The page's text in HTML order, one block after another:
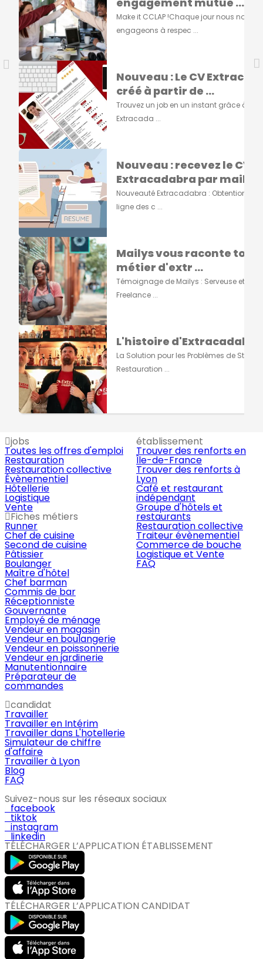
Make it CCLAP !Chaque jour nous nous
engageons à respec ...
Nouveau : Le CV
créé à partir de ...
Trouvez un job en un instant grâce à
Extracada ...
Nouveau : recevez le CV
Extracadabra par mail ...
Nouveauté Extracadabra : Obtention du
ligne des c ...
Mailys vous raconte tout
métier d'extr ...
Témoignage de Mailys : Serveuse et
Freelance ...
L'histoire d'Extracadabra
La Solution pour les Problèmes de Staff
Restauration ...
jobs
Toutes les offres d'emploi
Restauration
Restauration collective
Évènementiel
Hôtellerie
Logistique
Vente
Fiches métiers
Runner
Chef de cuisine
Second de cuisine
Pâtissier
Boulanger
Maître d'hôtel
Chef barman
Commis de bar
Réceptionniste
Gouvernante
Employé de ménage
Vendeur en magasin
Vendeur en boulangerie
Vendeur en poissonnerie
Vendeur en jardinerie
Manutentionnaire
Préparateur de
commandes
établissement
Trouver des renforts en
Île-de-France
Trouver des renforts à
Lyon
Café et restaurant
indépendant
Groupe d'hôtels et
restaurants
Restauration collective
Traiteur évènementiel
Commerce de bouche
Logistique et Vente
FAQ
candidat
Travailler
Travailler en Intérim
Travailler dans L'hotellerie
Simulateur de chiffre
d'affaire
Travailler à Lyon
Blog
FAQ
Suivez-nous sur les réseaux sociaux
facebook
tiktok
instagram
linkedin
TÉLÉCHARGER L’APPLICATION ÉTABLISSEMENT
TÉLÉCHARGER L’APPLICATION CANDIDAT